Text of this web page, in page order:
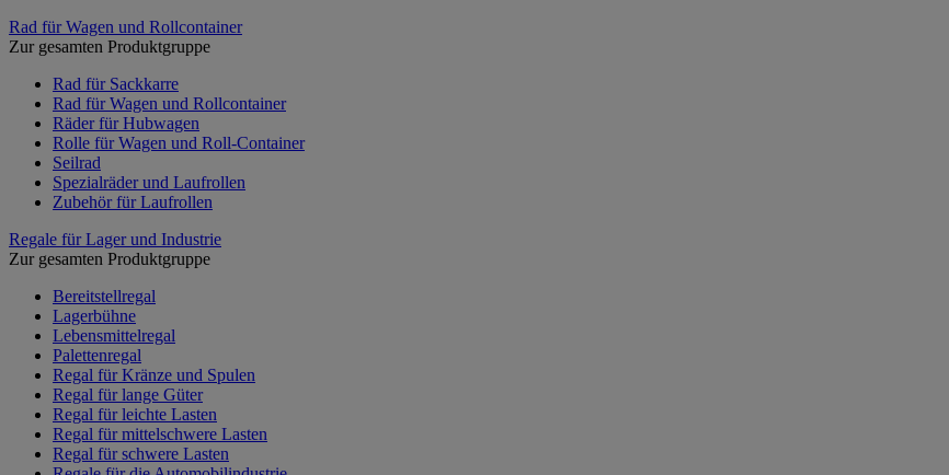
Rad für Wagen und Rollcontainer
Zur gesamten Produktgruppe
Rad für Sackkarre
Rad für Wagen und Rollcontainer
Räder für Hubwagen
Rolle für Wagen und Roll-Container
Seilrad
Spezialräder und Laufrollen
Zubehör für Laufrollen
Regale für Lager und Industrie
Zur gesamten Produktgruppe
Bereitstellregal
Lagerbühne
Lebensmittelregal
Palettenregal
Regal für Kränze und Spulen
Regal für lange Güter
Regal für leichte Lasten
Regal für mittelschwere Lasten
Regal für schwere Lasten